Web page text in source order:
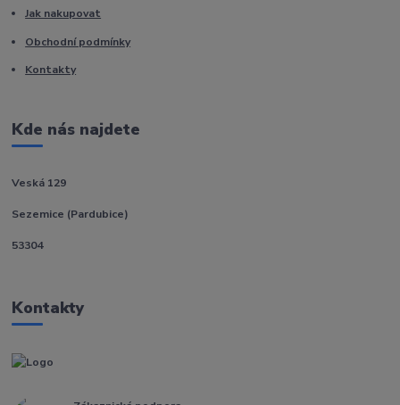
Jak nakupovat
Obchodní podmínky
Kontakty
Kde nás najdete
Veská 129
Sezemice (Pardubice)
53304
Kontakty